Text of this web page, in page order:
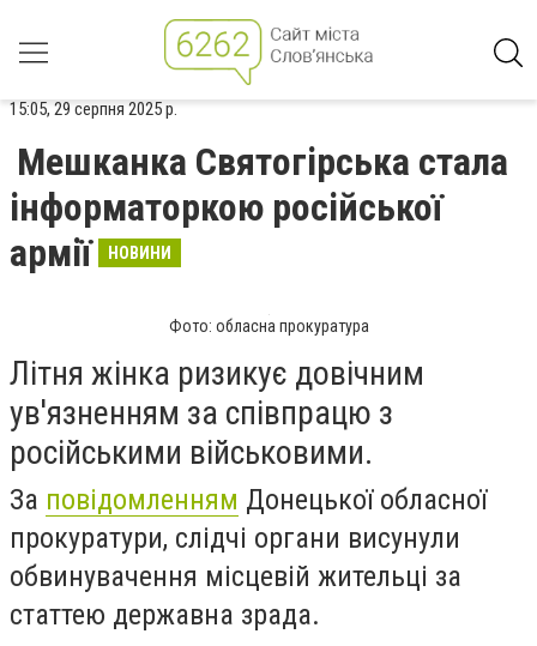
15:05, 29 серпня 2025 р.
Мешканка Святогірська стала
інформаторкою російської
армії
НОВИНИ
Фото: обласна прокуратура
Літня жінка ризикує довічним
ув'язненням за співпрацю з
російськими військовими.
За повідомленням Донецької обласної
прокуратури, слідчі органи висунули
обвинувачення місцевій жительці за
статтею державна зрада.